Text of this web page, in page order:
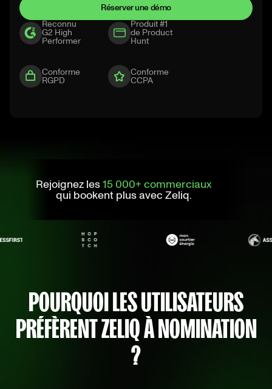
Réserver une démo
Reconnu
G2 High
Performer
Produit #1
de Product
Hunt
Conforme
RGPD
Conforme
CCPA
Rejoignez les15 000+ commerciaux
qui bookent plus avec Zeliq.
POURQUOI LES UTILISATEURS
PRÉFÈRENT ZELIQ À NOMINATION
?